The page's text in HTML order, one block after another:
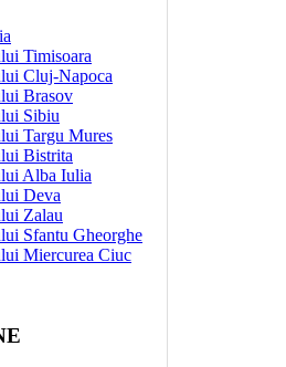
Timisoara
Cluj-Napoca
Brasov
Sibiu
Targu Mures
Bistrita
Alba Iulia
Deva
Zalau
Sfantu Gheorghe
Miercurea Ciuc